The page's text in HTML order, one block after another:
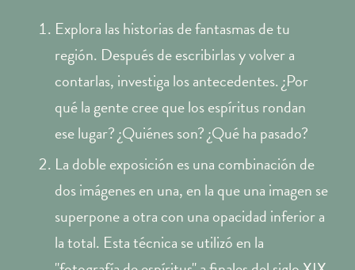
Explora las historias de fantasmas de tu
región. Después de escribirlas y volver a
contarlas, investiga los antecedentes. ¿Por
qué la gente cree que los espíritus rondan
ese lugar? ¿Quiénes son? ¿Qué ha pasado?
La doble exposición es una combinación de
dos imágenes en una, en la que una imagen se
superpone a otra con una opacidad inferior a
la total. Esta técnica se utilizó en la